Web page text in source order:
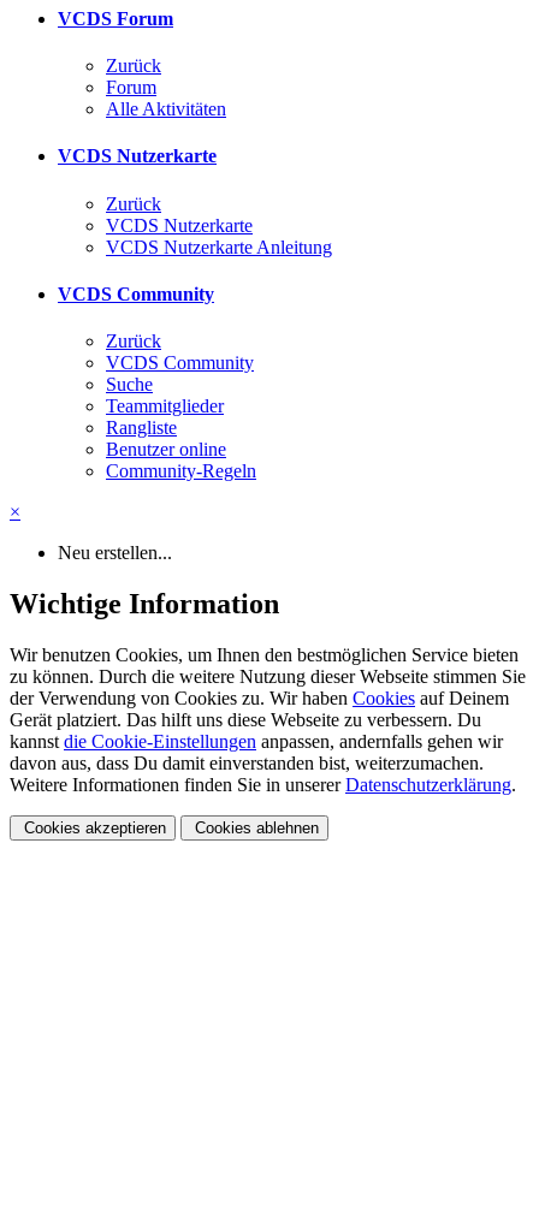
VCDS Forum
Zurück
Forum
Alle Aktivitäten
VCDS Nutzerkarte
Zurück
VCDS Nutzerkarte
VCDS Nutzerkarte Anleitung
VCDS Community
Zurück
VCDS Community
Suche
Teammitglieder
Rangliste
Benutzer online
Community-Regeln
×
Neu erstellen...
Wichtige Information
Wir benutzen Cookies, um Ihnen den bestmöglichen Service bieten
zu können. Durch die weitere Nutzung dieser Webseite stimmen Sie
der Verwendung von Cookies zu. Wir haben Cookies auf Deinem
Gerät platziert. Das hilft uns diese Webseite zu verbessern. Du
kannst die Cookie-Einstellungen anpassen, andernfalls gehen wir
davon aus, dass Du damit einverstanden bist, weiterzumachen.
Weitere Informationen finden Sie in unsererDatenschutzerklärung.
Cookies akzeptieren Cookies ablehnen